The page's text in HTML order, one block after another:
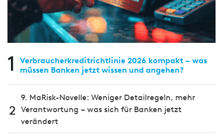
1
Verbraucherkreditrichtlinie 2026 kompakt – was
müssen Banken jetzt wissen und angehen?
2
9. MaRisk-Novelle: Weniger Detailregeln, mehr
Verantwortung – was sich für Banken jetzt
verändert